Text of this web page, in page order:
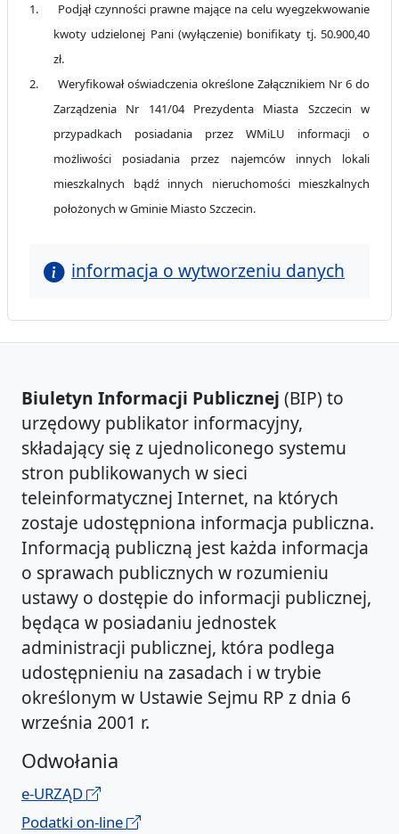
1.
Podjął czynności prawne mające na celu wyegzekwowanie
kwoty udzielonej Pani (wyłączenie) bonifikaty tj. 50.900,40
zł.
2.
Weryfikował oświadczenia określone Załącznikiem Nr 6 do
Zarządzenia Nr 141/04 Prezydenta Miasta Szczecin w
przypadkach posiadania przez WMiLU informacji o
możliwości posiadania przez najemców innych lokali
mieszkalnych bądź innych nieruchomości mieszkalnych
położonych w Gminie Miasto Szczecin.
informacja o wytworzeniu danych
Biuletyn Informacji Publicznej (BIP) to
urzędowy publikator informacyjny,
składający się z ujednoliconego systemu
stron publikowanych w sieci
teleinformatycznej Internet, na których
zostaje udostępniona informacja publiczna.
Informacją publiczną jest każda informacja
o sprawach publicznych w rozumieniu
ustawy o dostępie do informacji publicznej,
będąca w posiadaniu jednostek
administracji publicznej, która podlega
udostępnieniu na zasadach i w trybie
określonym w Ustawie Sejmu RP z dnia 6
września 2001 r.
Odwołania
e-URZĄD
Podatki on-line